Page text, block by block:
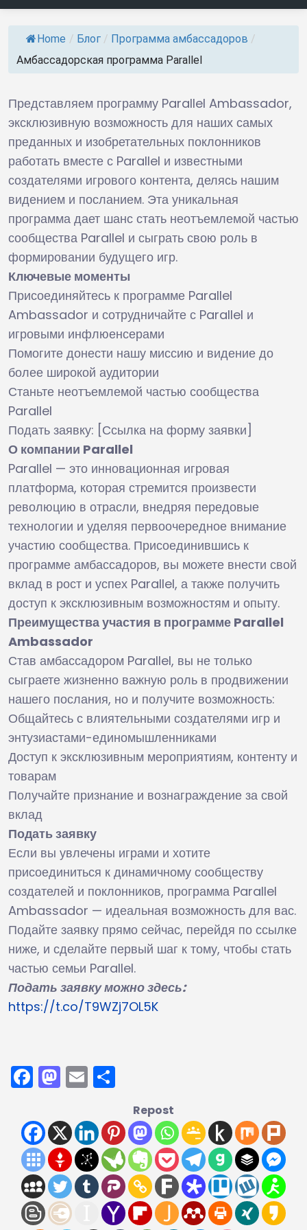
Home / Блог / Программа амбассадоров /
Амбассадорская программа Parallel
Представляем программу Parallel Ambassador,
эксклюзивную возможность для наших самых
преданных и изобретательных поклонников
работать вместе с Parallel и известными
создателями игрового контента, делясь нашим
видением и посланием. Эта уникальная
программа дает шанс стать неотъемлемой частью
сообщества Parallel и сыграть свою роль в
формировании будущего игр.
Ключевые моменты
Присоединяйтесь к программе Parallel
Ambassador и сотрудничайте с Parallel и
игровыми инфлюенсерами
Помогите донести нашу миссию и видение до
более широкой аудитории
Станьте неотъемлемой частью сообщества
Parallel
Подать заявку: [Ссылка на форму заявки]
О компании Parallel
Parallel — это инновационная игровая
платформа, которая стремится произвести
революцию в отрасли, внедряя передовые
технологии и уделяя первоочередное внимание
участию сообщества. Присоединившись к
программе амбассадоров, вы можете внести свой
вклад в рост и успех Parallel, а также получить
доступ к эксклюзивным возможностям и опыту.
Преимущества участия в программе Parallel
Ambassador
Став амбассадором Parallel, вы не только
сыграете жизненно важную роль в продвижении
нашего послания, но и получите возможность:
Общайтесь с влиятельными создателями игр и
энтузиастами-единомышленниками
Доступ к эксклюзивным мероприятиям, контенту и
товарам
Получайте признание и вознаграждение за свой
вклад
Подать заявку
Если вы увлечены играми и хотите
присоединиться к динамичному сообществу
создателей и поклонников, программа Parallel
Ambassador — идеальная возможность для вас.
Подайте заявку прямо сейчас, перейдя по ссылке
ниже, и сделайте первый шаг к тому, чтобы стать
частью семьи Parallel.
Подать заявку можно здесь:
https://t.co/T9WZj7OL5K
Facebook
Mastodon
Email
Repost